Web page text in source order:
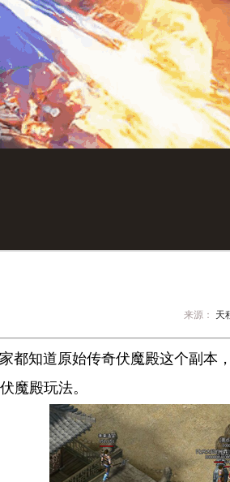
来源： 天
知道原始传奇伏魔殿这个副本，
魔殿玩法。